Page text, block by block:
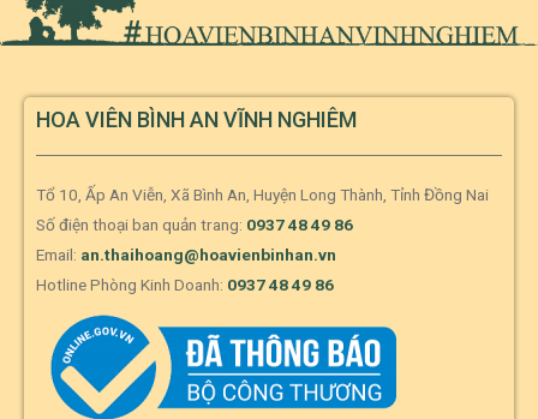
HOA VIÊN BÌNH AN VĨNH NGHIÊM
Tổ 10, Ấp An Viễn, Xã Bình An, Huyện Long Thành, Tỉnh Đồng Nai
Số điện thoại ban quản trang: 0937 48 49 86
Email: an.thaihoang@hoavienbinhan.vn
Hotline Phòng Kinh Doanh: 0937 48 49 86